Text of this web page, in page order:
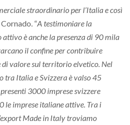
straordinario per l’Italia e così
“A testimoniare la
è anche la presenza di 90 mila
il confine per contribuire
valore sul territorio elvetico. Nel
tra Italia e Svizzera è valso 45
3000 imprese svizzere
le imprese italiane attive. Tra i
Made in Italy troviamo